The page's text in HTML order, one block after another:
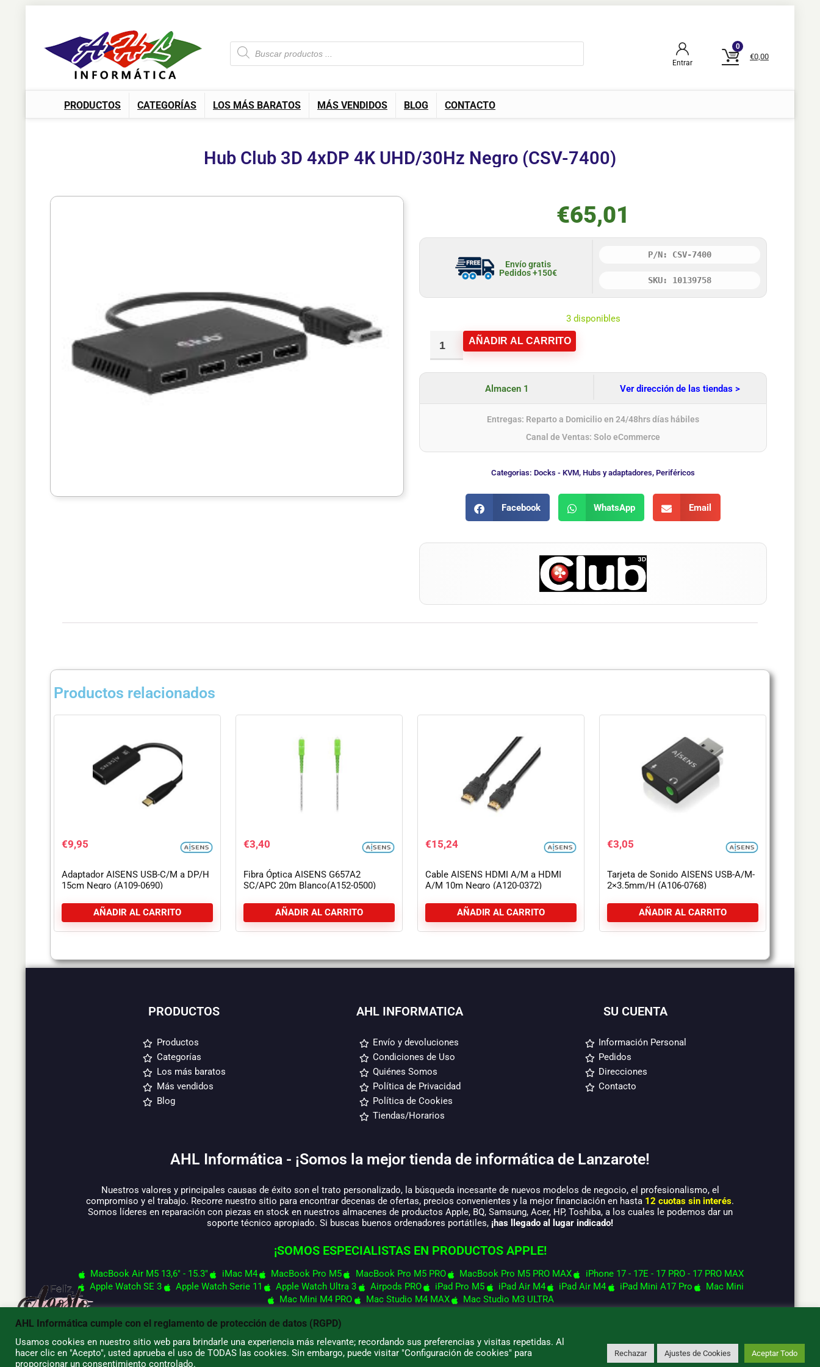
Entrar
0
€0,00
PRODUCTOS CATEGORÍAS LOS MÁS BARATOS MÁS VENDIDOS BLOG CONTACTO
Hub Club 3D 4xDP 4K UHD/30Hz Negro (CSV-7400)
€65,01
Envío gratis
Pedidos +150€
P/N: CSV-7400
SKU: 10139758
3 disponibles
AÑADIR AL CARRITO
Almacen 1 Ver dirección de las tiendas >
Entregas: Reparto a Domicilio en 24/48hrs días hábiles
Canal de Ventas: Solo eCommerce
Categorias: Docks - KVM, Hubs y adaptadores, Periféricos
Facebook WhatsApp Email
Productos relacionados
€9,95
Adaptador AISENS USB-C/M a DP/H
15cm Negro (A109-0690)
AÑADIR AL CARRITO
€3,40
Fibra Óptica AISENS G657A2
SC/APC 20m Blanco(A152-0500)
AÑADIR AL CARRITO
€15,24
Cable AISENS HDMI A/M a HDMI
A/M 10m Negro (A120-0372)
AÑADIR AL CARRITO
€3,05
Tarjeta de Sonido AISENS USB-A/M-
2×3.5mm/H (A106-0768)
AÑADIR AL CARRITO
PRODUCTOS
Productos
Categorías
Los más baratos
Más vendidos
Blog
AHL INFORMATICA
Envío y devoluciones
Condiciones de Uso
Quiénes Somos
Política de Privacidad
Política de Cookies
Tiendas/Horarios
SU CUENTA
Información Personal
Pedidos
Direcciones
Contacto
AHL Informática - ¡Somos la mejor tienda de informática de Lanzarote!
Nuestros valores y principales causas de éxito son el trato personalizado, la búsqueda incesante de nuevos modelos de negocio, el profesionalismo, el
compromiso y el trabajo. Recorre nuestro sitio para encontrar decenas de ofertas, precios convenientes y la mejor financiación en hasta 12 cuotas sin interés.
Somos líderes en reparación con piezas en stock en nuestros almacenes de productos Apple, BQ, Samsung, Acer, HP, Toshiba, a los cuales le podemos dar un
soporte técnico apropiado. Si buscas buenos ordenadores portátiles, ¡has llegado al lugar indicado!
¡SOMOS ESPECIALISTAS EN PRODUCTOS APPLE!
MacBook Air M5 13,6" - 15.3" iMac M4 MacBook Pro M5 MacBook Pro M5 PRO MacBook Pro M5 PRO MAX
iPhone 17 - 17E - 17 PRO - 17 PRO MAX
Apple Watch SE 3
Apple Watch Serie 11 Apple Watch Ultra 3 Airpods PRO iPad Pro M5 iPad Air M4 iPad Air M4 iPad Mini A17 Pro
Mac Mini
Mac Mini M4 PRO
Mac Studio M4 MAX Mac Studio M3 ULTRA
© 2026 AHL Informática
AHL Informática cumple con el reglamento de protección de datos (RGPD)
Usamos cookies en nuestro sitio web para brindarle una experiencia más relevante; recordando sus preferencias y visitas repetidas. Al
hacer clic en "Acepto", usted aprueba el uso de TODAS las cookies. Sin embargo, puede visitar "Configuración de cookies" para
proporcionar un consentimiento controlado.
Rechazar Ajustes de Cookies Aceptar Todo